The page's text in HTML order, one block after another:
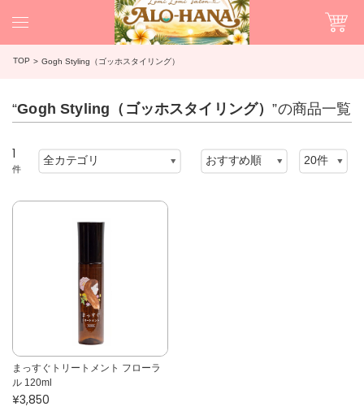
TOP Gogh Styling（ゴッホスタイリング）
“Gogh Styling（ゴッホスタイリング）”の商品一覧
1
件
まっすぐトリートメント フローラ
ル 120ml
¥3,850